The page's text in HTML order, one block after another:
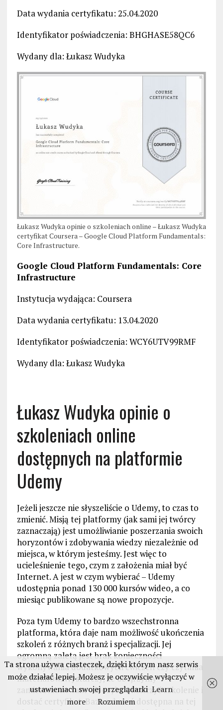
Data wydania certyfikatu: 25.04.2020
Identyfikator poświadczenia: BHGHASE58QC6
Wydany dla: Łukasz Wudyka
Łukasz Wudyka opinie o szkoleniach online – Łukasz Wudyka
certyfikat Coursera – Google Cloud Platform Fundamentals:
Core Infrastructure.
Google Cloud Platform Fundamentals: Core
Infrastructure
Instytucja wydająca: Coursera
Data wydania certyfikatu: 13.04.2020
Identyfikator poświadczenia: WCY6UTV99RMF
Wydany dla: Łukasz Wudyka
Łukasz Wudyka opinie o
szkoleniach online
dostępnych na platformie
Udemy
Jeżeli jeszcze nie słyszeliście o Udemy, to czas to
zmienić. Misją tej platformy (jak sami jej twórcy
zaznaczają) jest umożliwianie poszerzania swoich
horyzontów i zdobywania wiedzy niezależnie od
miejsca, w którym jesteśmy. Jest więc to
ucieleśnienie tego, czym z założenia miał być
Internet. A jest w czym wybierać – Udemy
udostępnia ponad 130 000 kursów wideo, a co
miesiąc publikowane są nowe propozycje.
Poza tym Udemy to bardzo wszechstronna
platforma, która daje nam możliwość ukończenia
szkoleń z różnych branż i specjalizacji. Jej
ogromną zaletą jest brak konieczności
wykonywania dodatkowych ćwiczeń czy czytania
materiałów. Wystarczy, że obejrzymy
zamieszczone tam wideo, by ukończyć szkolenie i
dostać certyfikat. Baza szkoleń dostępna na tej
Ta strona używa ciasteczek, dzięki którym nasz serwis
może działać lepiej. Możesz je oczywiście wyłączyć w
ustawieniach swojej przeglądarki Learn
more
Rozumiem